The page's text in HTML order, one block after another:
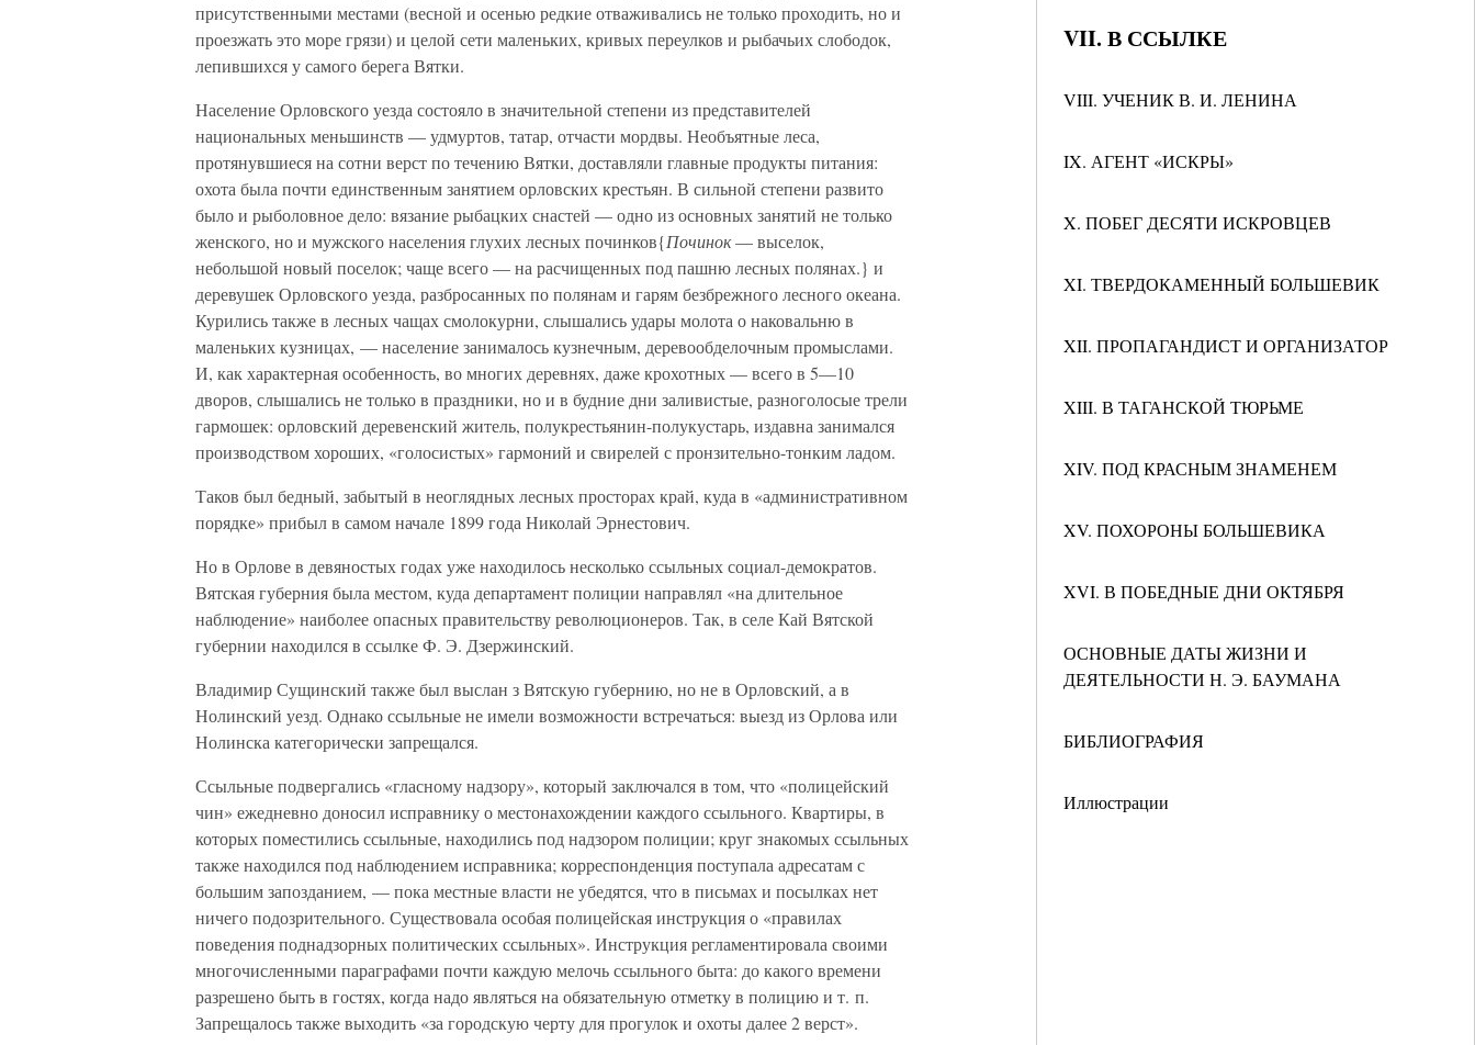
VII. В ССЫЛКЕ
VIII. УЧЕНИК В. И. ЛЕНИНА
IX. АГЕНТ «ИСКРЫ»
X. ПОБЕГ ДЕСЯТИ ИСКРОВЦЕВ
XI. ТВЕРДОКАМЕННЫЙ БОЛЬШЕВИК
XII. ПРОПАГАНДИСТ И ОРГАНИЗАТОР
XIII. В ТАГАНСКОЙ ТЮРЬМЕ
XIV. ПОД КРАСНЫМ ЗНАМЕНЕМ
XV. ПОХОРОНЫ БОЛЬШЕВИКА
XVI. В ПОБЕДНЫЕ ДНИ ОКТЯБРЯ
ОСНОВНЫЕ ДАТЫ ЖИЗНИ И
ДЕЯТЕЛЬНОСТИ Н. Э. БАУМАНА
БИБЛИОГРАФИЯ
Иллюстрации
присутственными местами (весной и осенью редкие отваживались не только проходить, но и
проезжать это море грязи) и целой сети маленьких, кривых переулков и рыбачьих слободок,
лепившихся у самого берега Вятки.
Население Орловского уезда состояло в значительной степени из представителей
национальных меньшинств — удмуртов, татар, отчасти мордвы. Необъятные леса,
протянувшиеся на сотни верст по течению Вятки, доставляли главные продукты питания:
охота была почти единственным занятием орловских крестьян. В сильной степени развито
было и рыболовное дело: вязание рыбацких снастей — одно из основных занятий не только
женского, но и мужского населения глухих лесных починков{Починок— выселок,
небольшой новый поселок; чаще всего — на расчищенных под пашню лесных полянах.} и
деревушек Орловского уезда, разбросанных по полянам и гарям безбрежного лесного океана.
Курились также в лесных чащах смолокурни, слышались удары молота о наковальню в
маленьких кузницах, — население занималось кузнечным, деревообделочным промыслами.
И, как характерная особенность, во многих деревнях, даже крохотных — всего в 5—10
дворов, слышались не только в праздники, но и в будние дни заливистые, разноголосые трели
гармошек: орловский деревенский житель, полукрестьянин-полукустарь, издавна занимался
производством хороших, «голосистых» гармоний и свирелей с пронзительно-тонким ладом.
Таков был бедный, забытый в неоглядных лесных просторах край, куда в «административном
порядке» прибыл в самом начале 1899 года Николай Эрнестович.
Но в Орлове в девяностых годах уже находилось несколько ссыльных социал-демократов.
Вятская губерния была местом, куда департамент полиции направлял «на длительное
наблюдение» наиболее опасных правительству революционеров. Так, в селе Кай Вятской
губернии находился в ссылке Ф. Э. Дзержинский.
Владимир Сущинский также был выслан з Вятскую губернию, но не в Орловский, а в
Нолинский уезд. Однако ссыльные не имели возможности встречаться: выезд из Орлова или
Нолинска категорически запрещался.
Ссыльные подвергались «гласному надзору», который заключался в том, что «полицейский
чин» ежедневно доносил исправнику о местонахождении каждого ссыльного. Квартиры, в
которых поместились ссыльные, находились под надзором полиции; круг знакомых ссыльных
также находился под наблюдением исправника; корреспонденция поступала адресатам с
большим запозданием, — пока местные власти не убедятся, что в письмах и посылках нет
ничего подозрительного. Существовала особая полицейская инструкция о «правилах
поведения поднадзорных политических ссыльных». Инструкция регламентировала своими
многочисленными параграфами почти каждую мелочь ссыльного быта: до какого времени
разрешено быть в гостях, когда надо являться на обязательную отметку в полицию и т. п.
Запрещалось также выходить «за городскую черту для прогулок и охоты далее 2 верст».